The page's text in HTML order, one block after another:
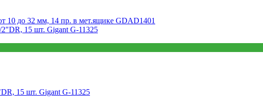
10 до 32 мм, 14 пр. в мет.ящике GDAD1401
15 шт. Gigant G-11325